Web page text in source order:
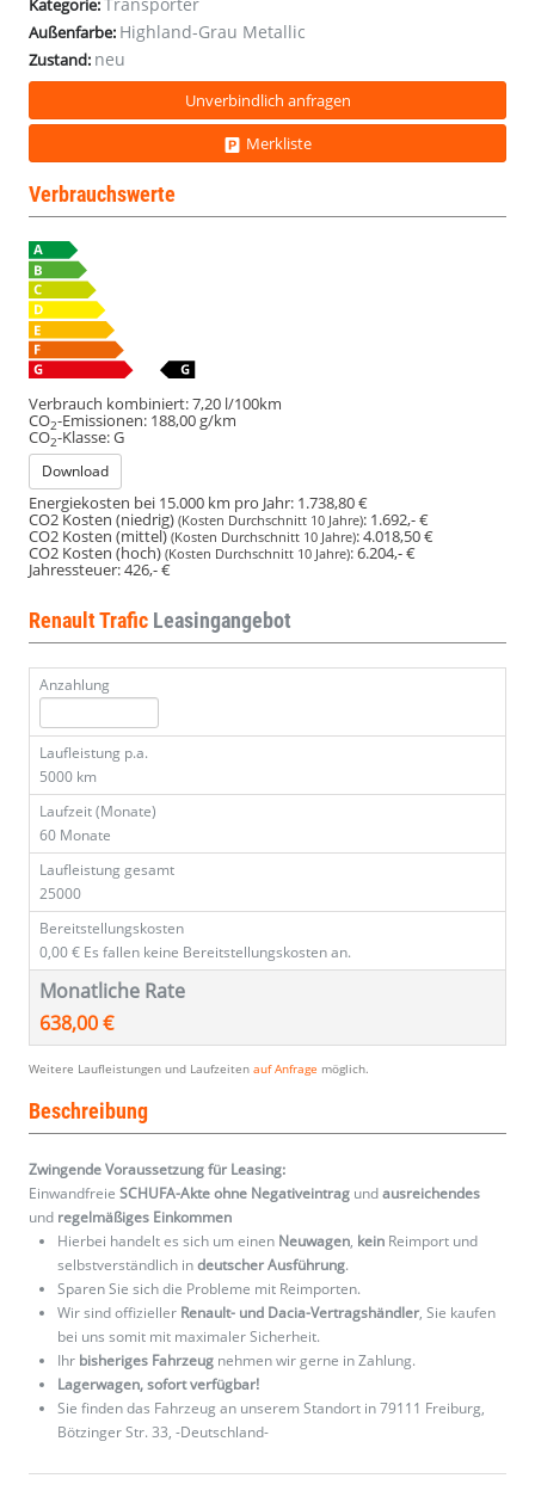
Kategorie:
Außenfarbe: Highland-Grau Metallic
Zustand: neu
Unverbindlich anfragen
Merkliste
Verbrauchswerte
Verbrauch kombiniert:7,20 l/100km
CO2-Emissionen: 188,00 g/km
CO2-Klasse:G
Download
Energiekosten bei 15.000 km pro Jahr: 1.738,80 €
CO2 Kosten (niedrig) (Kosten Durchschnitt 10 Jahre): 1.692,- €
CO2 Kosten (mittel)(Kosten Durchschnitt 10 Jahre):4.018,50 €
CO2 Kosten (hoch) (Kosten Durchschnitt 10 Jahre):6.204,- €
Jahressteuer:426,- €
Renault Trafic Leasingangebot
Anzahlung
Laufleistung p.a.
5000 km
Laufzeit (Monate)
60 Monate
Laufleistung gesamt
25000
Bereitstellungskosten
0,00 € Es fallen keine Bereitstellungskosten an.
Monatliche Rate
638,00 €
Weitere Laufleistungen und Laufzeiten auf Anfrage möglich.
Beschreibung
Zwingende Voraussetzung für Leasing:
Einwandfreie SCHUFA-Akte ohne Negativeintrag undausreichendes
und regelmäßiges Einkommen
Hierbei handelt es sich um einen Neuwagen, kein Reimport und
selbstverständlich indeutscher Ausführung.
Sparen Sie sich die Probleme mit Reimporten.
Wir sind offizieller Renault- und Dacia-Vertragshändler, Sie kaufen
bei uns somit mit maximaler Sicherheit.
Ihr bisheriges Fahrzeug nehmen wir gerne in Zahlung.
Lagerwagen, sofort verfügbar!
Sie finden das Fahrzeug an unserem Standort in 79111 Freiburg,
Bötzinger Str. 33, -Deutschland-